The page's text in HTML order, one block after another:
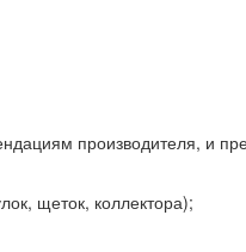
производителя, и
щеток, коллектора);